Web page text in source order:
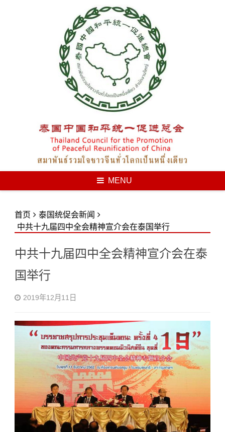
MENU
首页
泰国统促会新闻
中共十九届四中全会精神宣介会在泰国举行
中共十九届四中全会精神宣介会在泰
国举行
2019年12月11日